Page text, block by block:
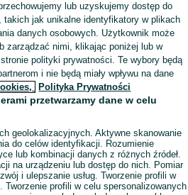
lub uzyskujemy dostęp do
takich jak unikalne identyfikatory w plikach
danych osobowych. Użytkownik może
zarządzać nimi, klikając poniżej lub w
polityki prywatności. Te wybory będą
i nie będą miały wpływu na dane
Polityka Prywatności
przetwarzamy dane w celu
geolokalizacyjnych. Aktywne skanowanie
do celów identyfikacji. Rozumienie
lub kombinacji danych z różnych źródeł.
na urządzeniu lub dostęp do nich. Pomiar
i ulepszanie usług. Tworzenie profili w
Tworzenie profili w celu spersonalizowanych